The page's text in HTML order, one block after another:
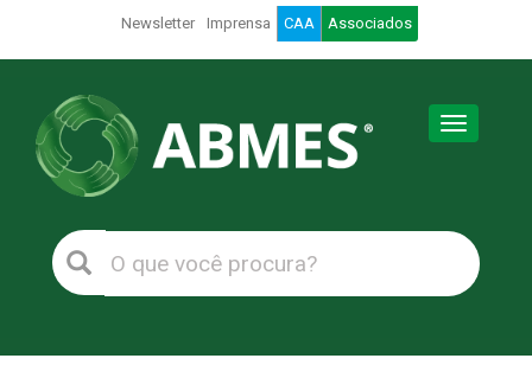
Newsletter Imprensa CAA Associados
Toggle